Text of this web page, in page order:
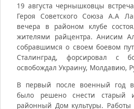
19 августа чернышковцы
Героя Советского Союза А.А
вечера в районом клубе
жителями райцентра. Анисим
собравшимся о своем боевом
Сталинград, форсировал с
освобождал Украину, Молдавию,
В первый после военный год
было решено снести старый
районный Дом культуры. Работы